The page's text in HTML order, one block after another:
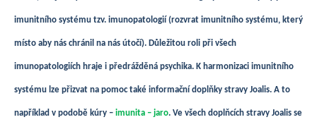
imunitního systému tzv. imunopatologií (rozvrat imunitního systému, který
místo aby nás chránil na nás útočí). Důležitou roli při všech
imunopatologiích hraje i předrážděná psychika. K harmonizaci imunitního
systému lze přizvat na pomoc také informační doplňky stravy Joalis. A to
například v podobě kúry – imunita – jaro. Ve všech doplňcích stravy Joalis se